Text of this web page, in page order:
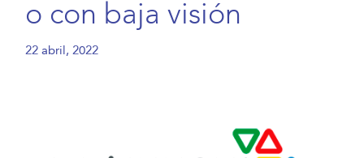
o con baja visión
22 abril, 2022